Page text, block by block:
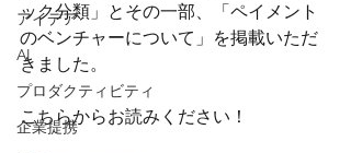
アイデア
AI
プロダクティビティ
企業提携
ック分類」とその一部、「ペイメント
のベンチャーについて」を掲載いただ
きました。
こちらからお読みください！